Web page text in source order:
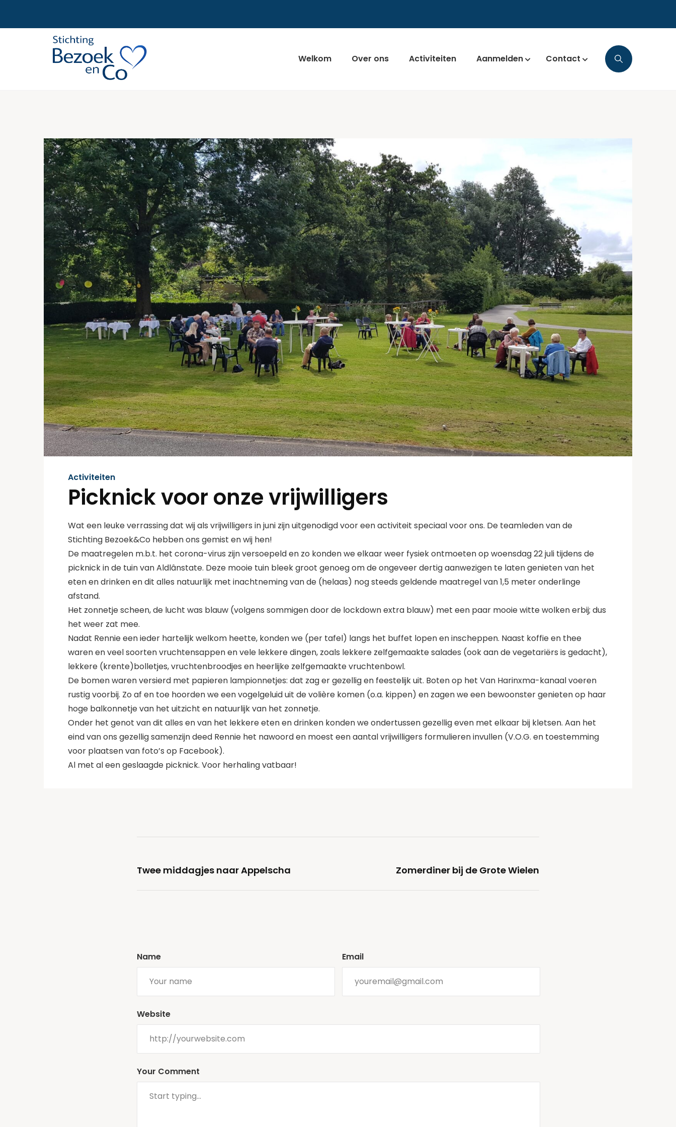
Welkom Over ons Activiteiten Aanmelden Contact
Activiteiten
Picknick voor onze vrijwilligers
Wat een leuke verrassing dat wij als vrijwilligers in juni zijn uitgenodigd voor een activiteit speciaal voor ons. De teamleden van de
Stichting Bezoek&Co hebben ons gemist en wij hen!
De maatregelen m.b.t. het corona-virus zijn versoepeld en zo konden we elkaar weer fysiek ontmoeten op woensdag 22 juli tijdens de
picknick in de tuin van Aldlânstate. Deze mooie tuin bleek groot genoeg om de ongeveer dertig aanwezigen te laten genieten van het
eten en drinken en dit alles natuurlijk met inachtneming van de (helaas) nog steeds geldende maatregel van 1,5 meter onderlinge
afstand.
Het zonnetje scheen, de lucht was blauw (volgens sommigen door de lockdown extra blauw) met een paar mooie witte wolken erbij; dus
het weer zat mee.
Nadat Rennie een ieder hartelijk welkom heette, konden we (per tafel) langs het buffet lopen en inscheppen. Naast koffie en thee
waren en veel soorten vruchtensappen en vele lekkere dingen, zoals lekkere zelfgemaakte salades (ook aan de vegetariërs is gedacht),
lekkere (krente)bolletjes, vruchtenbroodjes en heerlijke zelfgemaakte vruchtenbowl.
De bomen waren versierd met papieren lampionnetjes: dat zag er gezellig en feestelijk uit. Boten op het Van Harinxma-kanaal voeren
rustig voorbij. Zo af en toe hoorden we een vogelgeluid uit de volière komen (o.a. kippen) en zagen we een bewoonster genieten op haar
hoge balkonnetje van het uitzicht en natuurlijk van het zonnetje.
Onder het genot van dit alles en van het lekkere eten en drinken konden we ondertussen gezellig even met elkaar bij kletsen. Aan het
eind van ons gezellig samenzijn deed Rennie het nawoord en moest een aantal vrijwilligers formulieren invullen (V.O.G. en toestemming
voor plaatsen van foto’s op Facebook).
Al met al een geslaagde picknick. Voor herhaling vatbaar!
Twee middagjes naar Appelscha Zomerdiner bij de Grote Wielen
Your Comment
Name Email
Website